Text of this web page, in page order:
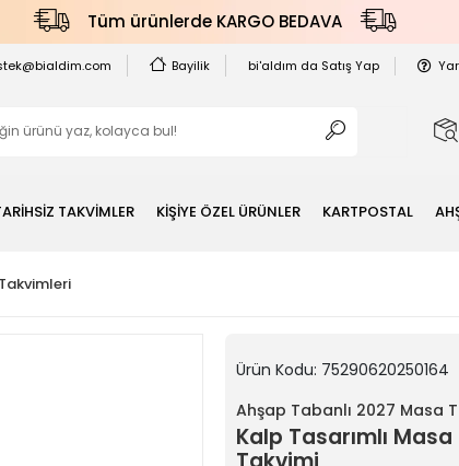
Tüm ürünlerde KARGO BEDAVA
Bayilik bi'aldım da Satış Yap
TAKVİMLER KİŞİYE ÖZEL ÜRÜNLER KARTPOSTAL
Ürün Kodu: 75290620250164
Ahşap Tabanlı 2027 Masa
Kalp Tasarımlı